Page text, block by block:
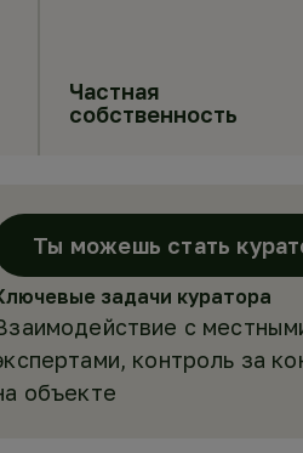
Частная
собственность
Ты можешь стать
задачи куратора
с
контроль за
объекте